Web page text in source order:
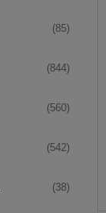
(85)
(844)
(560)
(542)
(38)